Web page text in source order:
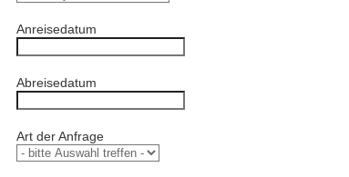
Anreisedatum
Abreisedatum
Art der Anfrage